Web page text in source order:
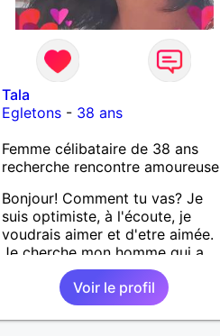
Tala
Egletons- 38 ans
Femme célibataire de 38 ans
recherche rencontre amoureuse
Bonjour! Comment tu vas? Je
suis optimiste, à l'écoute, je
voudrais aimer et d'etre aimée.
Je cherche mon homme qui a
38-48 ans. Aussi en Correse en
préférence ou dans son alentour
vu que je travaille en CDI et je
ne peux pas souvent voyager
Voir le profil